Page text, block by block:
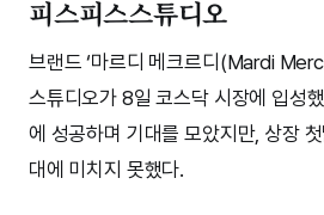
피스피스스튜디오
브랜드 ‘마르디 메크르디(Mardi
스튜디오가 8일 코스닥 시장에 입성
에 성공하며 기대를 모았지만, 상장
대에 미치지 못했다.